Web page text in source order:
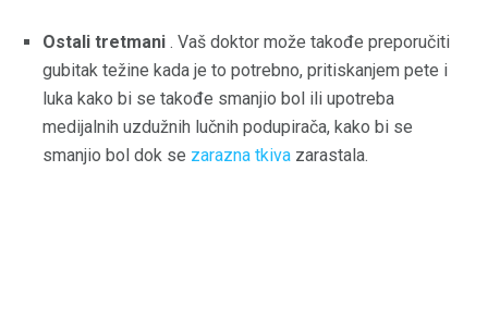
Ostali tretmani . Vaš doktor može takođe preporučiti
gubitak težine kada je to potrebno, pritiskanjem pete i
luka kako bi se takođe smanjio bol ili upotreba
medijalnih uzdužnih lučnih podupirača, kako bi se
smanjio bol dok se zarazna tkiva zarastala.